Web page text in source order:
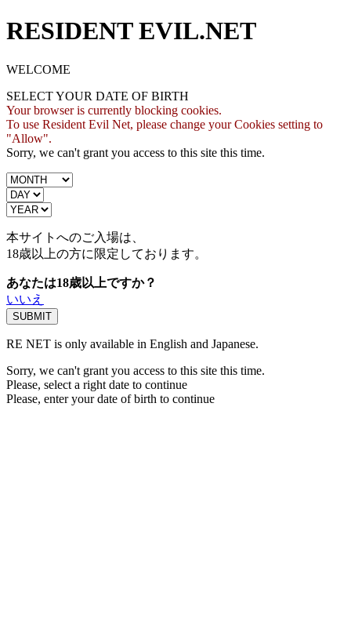
RESIDENT EVIL.NET
WELCOME
SELECT YOUR DATE OF BIRTH
Your browser is currently blocking cookies.
To use Resident Evil Net, please change your Cookies setting to
"Allow".
Sorry, we can't grant you access to this site this time.
本サイトへのご入場は、
18歳以上の方に限定しております。
あなたは18歳以上ですか？
いいえ
RE NET is only available in English and Japanese.
Sorry, we can't grant you access to this site this time.
Please, select a right date to continue
Please, enter your date of birth to continue